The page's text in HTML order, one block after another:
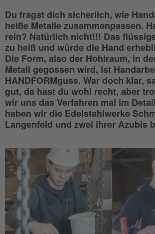
Du fragst dich sicherlich, wie
heiße Metalle zusammenpassen.
rein? Natürlich nicht!!! Das
zu heiß und würde die Hand
Die Form, also der Hohlraum, in
Metall gegossen wird, ist
HANDFORMguss. War doch klar,
gut, da hast du wohl recht, aber
wir uns das Verfahren mal im
haben wir die Edelstahlwerke
Langenfeld und zwei ihrer Azubis